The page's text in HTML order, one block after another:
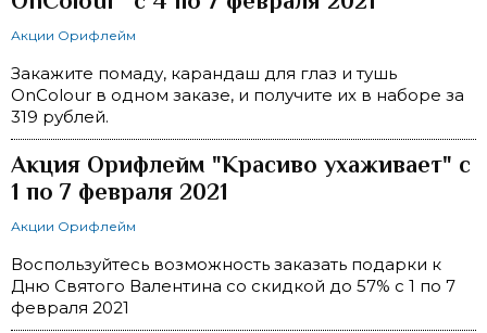
Акции Орифлейм
Закажите помаду, карандаш для глаз и тушь
OnColour в одном заказе, и получите их в наборе за
319 рублей.
Акция Орифлейм "Красиво ухаживает" с
1 по 7 февраля 2021
Акции Орифлейм
Воспользуйтесь возможность заказать подарки к
Дню Святого Валентина со скидкой до 57% с 1 по 7
февраля 2021